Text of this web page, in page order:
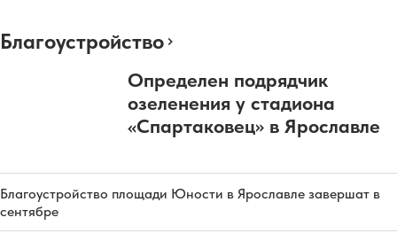
Благоустройство
Определен подрядчик
озеленения у стадиона
«Спартаковец» в Ярославле
Благоустройство площади Юности в Ярославле завершат в
сентябре